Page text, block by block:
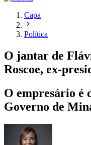
Capa
Política
O jantar de
Roscoe, ex-
O empresário é
Governo de